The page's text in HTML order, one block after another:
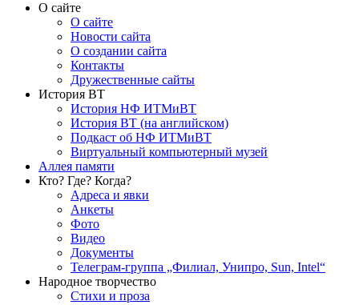
О сайте
О сайте
Новости сайта
О создании сайта
Контакты
Дружественные сайты
История ВТ
История НФ ИТМиВТ
История ВТ (на английском)
Подкаст об НФ ИТМиВТ
Виртуальный компьютерный музей
Аллея памяти
Кто? Где? Когда?
Адреса и явки
Анкеты
Фото
Видео
Документы
Телеграм-группа „Филиал, Унипро, Sun, Intel“
Народное творчество
Стихи и проза